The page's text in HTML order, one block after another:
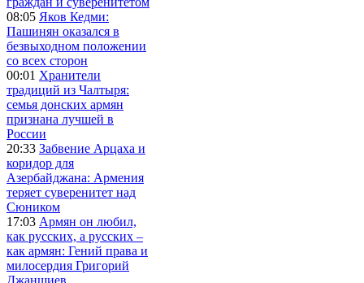
08:05 Яков Кедми:
Пашинян оказался в
безвыходном положении
со всех сторон
00:01 Хранители
традиций из Чалтыря:
семья донских армян
признана лучшей в
России
20:33 Забвение Арцаха и
коридор для
Азербайджана: Армения
теряет суверенитет над
Сюником
17:03 Армян он любил,
как русских, а русских –
как армян: Гений права и
милосердия Григорий
Джаншиев